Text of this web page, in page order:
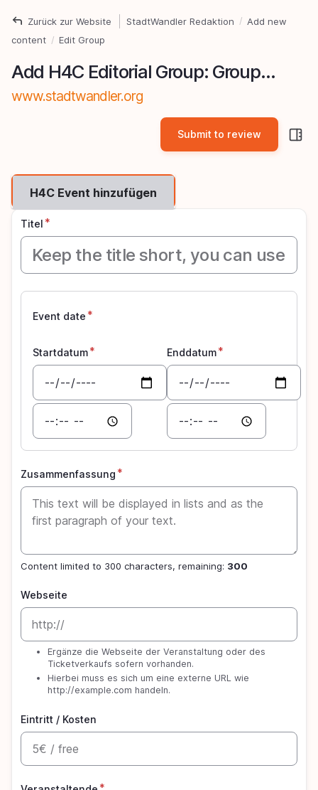
Direkt
Pfadnavigation
Zurück zur Website StadtWandler Redaktion
Add new
content
Edit Group
Add H4C Editorial Group: Group node (Event)
www.stadtwandler.org
H4C Event hinzufügen
Titel
Event date
Startdatum
Datum
Zeit
Enddatum
Datum
Zeit
Zusammenfassung
Content limited to 300 characters, remaining: 300
Webseite
Ergänze die Webseite der Veranstaltung oder des
Ticketverkaufs sofern vorhanden.
Hierbei muss es sich um eine externe URL wie
http://example.com handeln.
Eintritt / Kosten